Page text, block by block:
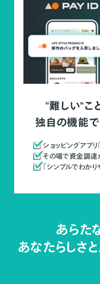
"難しい"こ
独自の機能
ショッピングアプリ
その場で資金調達
「シンプルでわか
あらた
あなたらしさ